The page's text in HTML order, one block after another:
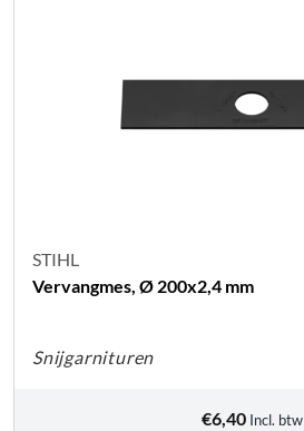
STIHL
Vervangmes, Ø 200x2,4 mm
Snijgarnituren
€6,40 Incl. btw